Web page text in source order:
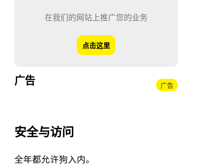
在我们的网站上推广您的业务
点击这里
广告 广告
安全与访问
全年都允许狗入内。